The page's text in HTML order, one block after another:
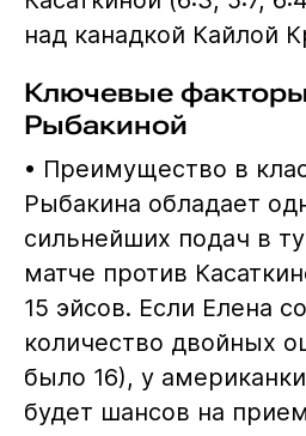
над канадкой Кайлой
Ключевые
Рыбакиной
• Преимущество в
Рыбакина обладает
сильнейших подач в
матче против
15 эйсов. Если Елена
количество двойных
было 16), у
будет шансов на